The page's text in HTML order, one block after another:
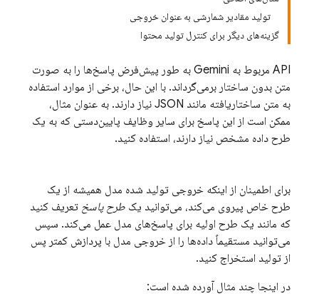
تولید مقادیر شمارشی به عنوان خروجی
گزینه‌های دیگر برای کنترل تولید محتوا
API مربوط به Gemini
به طور پیش‌فرض پاسخ‌ها را به صورت
متن بدون ساختار برمی‌گرداند. با این حال، برخی از موارد استفاده
به متن ساختاریافته مانند JSON نیاز دارند. به عنوان مثال،
ممکن است از این پاسخ برای سایر وظایف پایین‌دستی که به یک
طرح داده مشخص نیاز دارند، استفاده کنید.
برای اطمینان از اینکه خروجی تولید شده مدل همیشه از یک
طرح خاص پیروی می‌کند، می‌توانید یک طرح پاسخ تعریف کنید
که مانند یک طرح اولیه برای پاسخ‌های مدل عمل می‌کند. سپس
می‌توانید مستقیماً داده‌ها را از خروجی مدل با پردازش کمتر پس
از تولید استخراج کنید.
در اینجا چند مثال آورده شده است: